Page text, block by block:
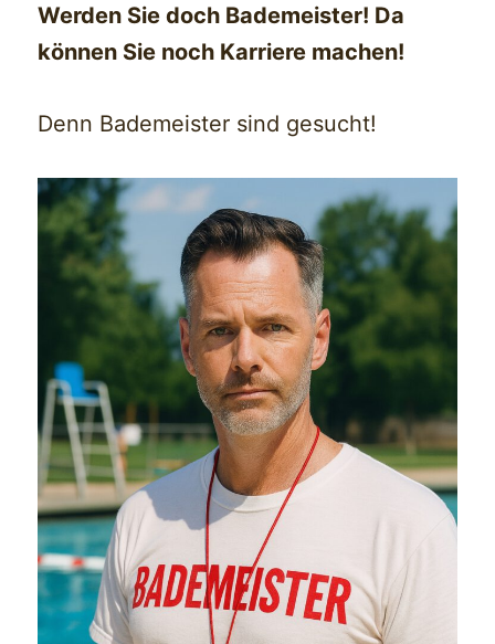
Werden Sie doch Bademeister! Da
können Sie noch Karriere machen!
Denn Bademeister sind gesucht!